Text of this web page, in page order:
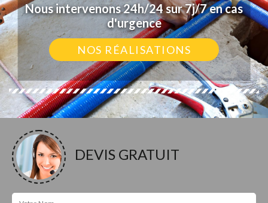
Nous intervenons 24h/24 sur 7j/7 en cas
d'urgence
NOS RÉALISATIONS
DEVIS GRATUIT